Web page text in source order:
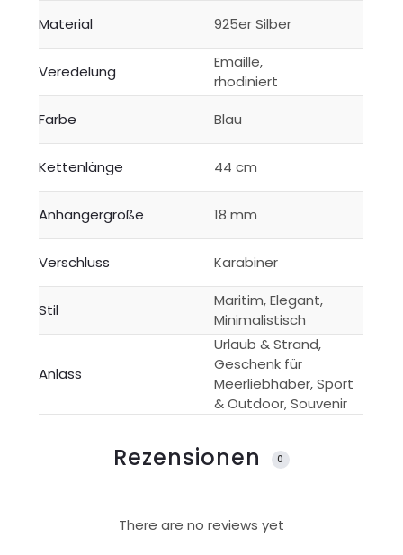
Material
925er Silber
Veredelung
Emaille,
rhodiniert
Farbe
Blau
Kettenlänge 44 cm
Anhängergröße 18 mm
Verschluss Karabiner
Stil
Maritim, Elegant,
Minimalistisch
Anlass
Urlaub & Strand,
Geschenk für
Meerliebhaber, Sport
& Outdoor, Souvenir
Rezensionen 0
There are no reviews yet